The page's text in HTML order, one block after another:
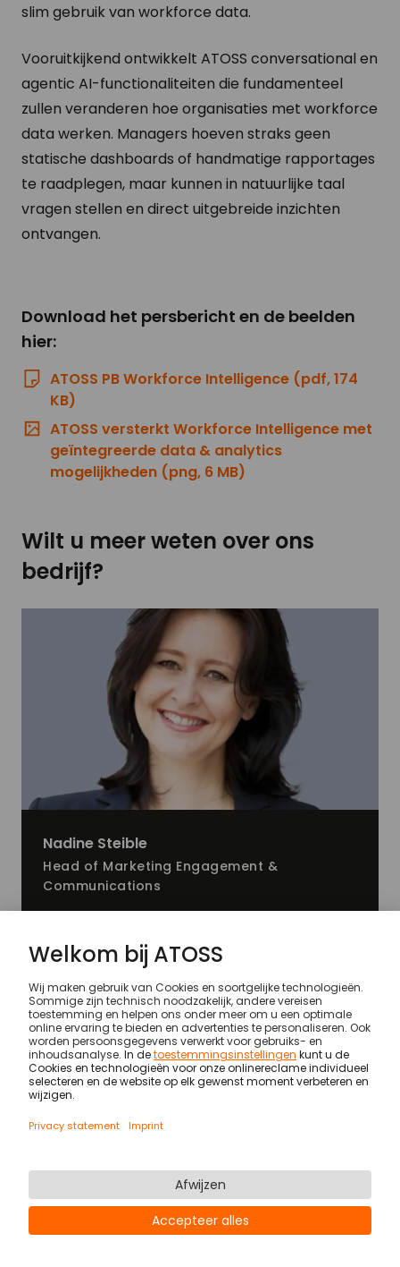
slim gebruik van workforce data.
Vooruitkijkend ontwikkelt ATOSS conversational en
agentic AI-functionaliteiten die fundamenteel
zullen veranderen hoe organisaties met workforce
data werken. Managers hoeven straks geen
statische dashboards of handmatige rapportages
te raadplegen, maar kunnen in natuurlijke taal
vragen stellen en direct uitgebreide inzichten
ontvangen.
Download het persbericht en de beelden
hier:
ATOSS PB Workforce Intelligence (pdf, 174
KB)
ATOSS versterkt Workforce Intelligence met
geïntegreerde data & analytics
mogelijkheden (png, 6 MB)
Wilt u meer weten over ons
bedrijf?
Nadine Steible
Head of Marketing Engagement &
Communications
Bedrijf ATOSS versterkt Workforce Intelligence met
Imprint General terms and conditions
Privacy statement & cookies Newsletter